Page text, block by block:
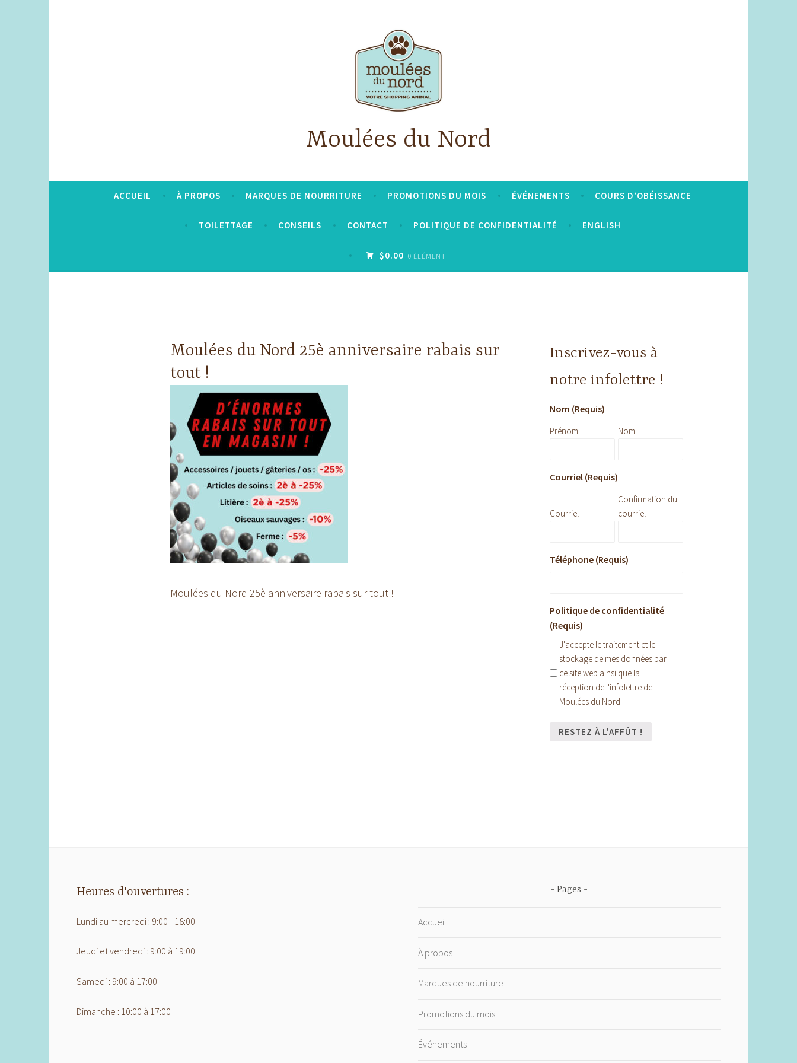
Moulées du Nord
ACCUEIL À PROPOS MARQUES DE NOURRITURE PROMOTIONS DU MOIS ÉVÉNEMENTS COURS D’OBÉISSANCE
TOILETTAGE CONSEILS CONTACT POLITIQUE DE CONFIDENTIALITÉ ENGLISH
$0.00 0 ÉLÉMENT
Moulées du Nord 25è anniversaire rabais sur
tout !
Moulées du Nord 25è anniversaire rabais sur tout !
Inscrivez-vous à
notre infolettre !
Nom (Requis)
Prénom Nom
Courriel (Requis)
Courriel
Confirmation du
courriel
Téléphone (Requis)
Politique de confidentialité
(Requis)
J'accepte le traitement et le
stockage de mes données par
ce site web ainsi que la
réception de l'infolettre de
Moulées du Nord.
Heures d'ouvertures :
Lundi au mercredi : 9:00 - 18:00
Jeudi et vendredi : 9:00 à 19:00
Samedi : 9:00 à 17:00
Dimanche : 10:00 à 17:00
Pages
Accueil
À propos
Marques de nourriture
Promotions du mois
Événements